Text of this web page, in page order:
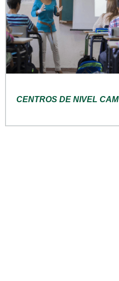
CENTROS DE NIVEL CAM